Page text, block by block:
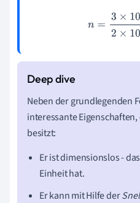
10 8m/s
Neben der grundlegenden
interessante
besitzt:
Er ist dimensionslos -
Einheit hat.
Er kann mit Hilfe der